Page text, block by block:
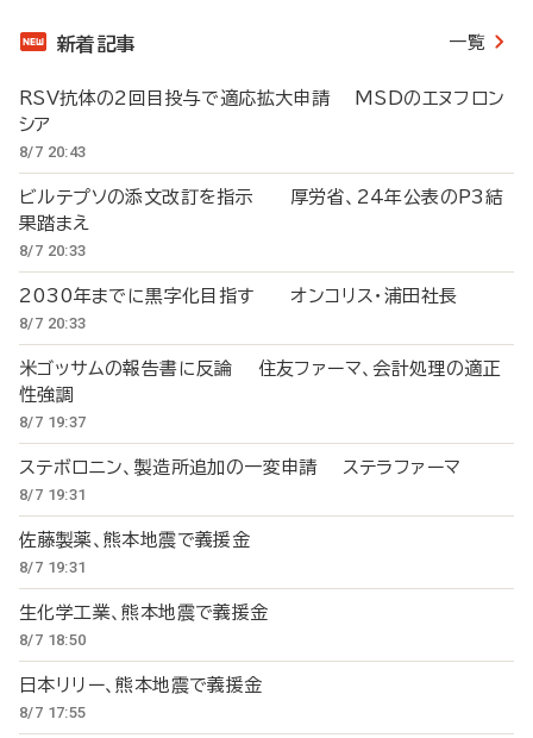
新着記事 一覧
RSV抗体の2回目投与で適応拡大申請 MSDのエヌフロン
シア
8/7 20:43
ビルテプソの添文改訂を指示 厚労省、24年公表のP3結
果踏まえ
8/7 20:33
2030年までに黒字化目指す オンコリス・浦田社長
8/7 20:33
米ゴッサムの報告書に反論 住友ファーマ、会計処理の適正
性強調
8/7 19:37
ステボロニン、製造所追加の一変申請 ステラファーマ
8/7 19:31
佐藤製薬、熊本地震で義援金
8/7 19:31
生化学工業、熊本地震で義援金
8/7 18:50
日本リリー、熊本地震で義援金
8/7 17:55